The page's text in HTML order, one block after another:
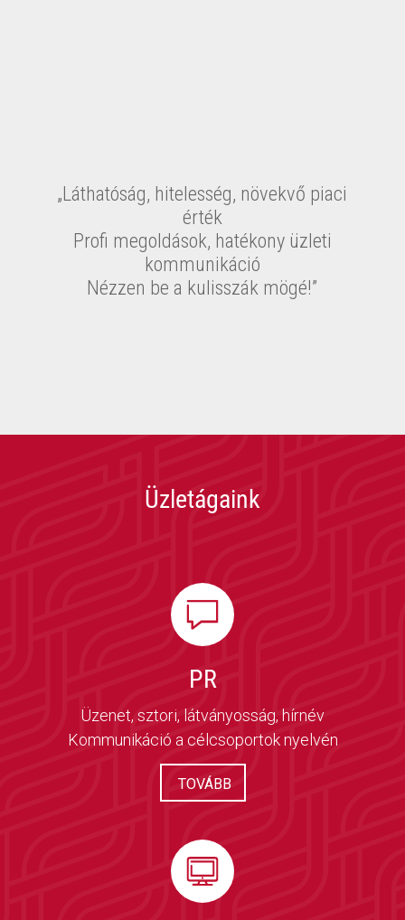
„Láthatóság, hitelesség, növekvő piaci
érték
Profi megoldások, hatékony üzleti
kommunikáció
Nézzen be a kulisszák mögé!”
Üzletágaink
PR
Üzenet, sztori, látványosság, hírnév
Kommunikáció a célcsoportok nyelvén
TOVÁBB